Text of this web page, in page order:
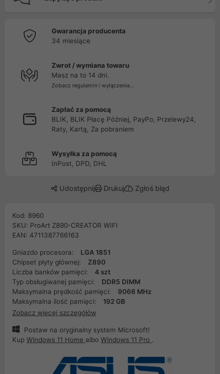
Gwarancja producenta
34 miesiące
Zwrot / wymiana towaru
Masz na to 14 dni.
Zobacz regulamin i wyłączenia...
Zapłać za pomocą
BLIK, BLIK Płacę Później, PayPo, Przelewy24,
Raty, Kartą, Za pobraniem
Wysyłka za pomocą
InPost, DPD, DHL
Udostępnij Drukuj Zgłoś błąd
Kod: 8960
SKU: ProArt Z890-CREATOR WIFI
EAN: 4711387766163
Gniazdo procesora:
LGA 1851
Chipset płyty głównej:
Z890
Liczba banków pamięci:
4 szt
Typ obsługiwanej pamięci:
DDR5 DIMM
Maksymalna prędkość pamięci:
9066 MHz
Maksymalna ilość pamięci:
192 GB
Zobacz więcej szczegółów
Postaw na oryginalny system Microsoft!
Kup Windows 11 Home albo Windows 11 Pro .